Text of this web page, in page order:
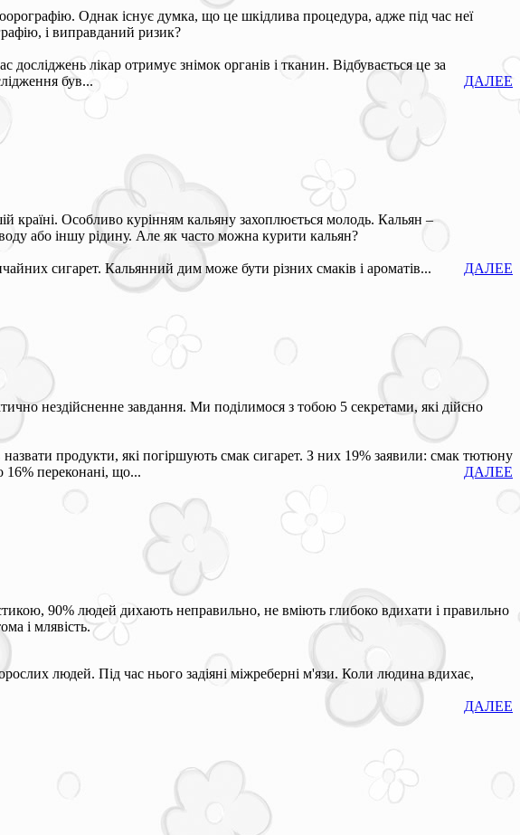
Однак існує думка, що це шкідлива процедура, адже під час неї
і виправданий ризик?
лікар отримує знімок органів і тканин. Відбувається це за
був...
ДАЛЕЕ
країні. Особливо курінням кальяну захоплюється молодь. Кальян –
або іншу рідину. Але як часто можна курити кальян?
сигарет. Кальянний дим може бути різних смаків і ароматів...
ДАЛЕЕ
нездійсненне завдання. Ми поділимося з тобою 5 секретами, які дійсно
продукти, які погіршують смак сигарет. З них 19% заявили: смак тютюну
переконані, що...
ДАЛЕЕ
90% людей дихають неправильно, не вміють глибоко вдихати і правильно
і млявість.
людей. Під час нього задіяні міжреберні м'язи. Коли людина вдихає,
ДАЛЕЕ